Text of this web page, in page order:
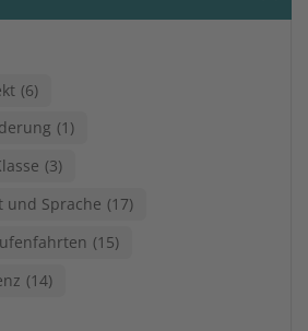
6
1
3
Sprache 17
15
14